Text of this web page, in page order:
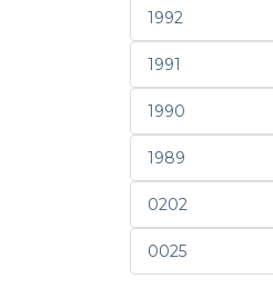
1992
1991
1990
1989
0202
0025